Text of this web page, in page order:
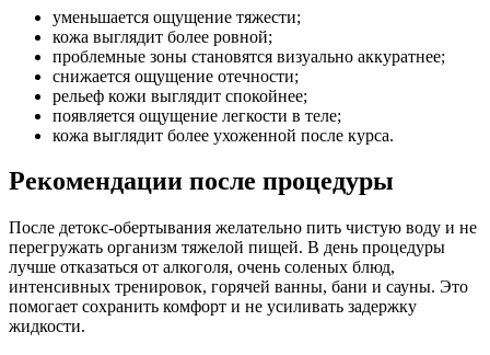
уменьшается ощущение тяжести;
кожа выглядит более ровной;
проблемные зоны становятся визуально аккуратнее;
снижается ощущение отечности;
рельеф кожи выглядит спокойнее;
появляется ощущение легкости в теле;
кожа выглядит более ухоженной после курса.
Рекомендации после процедуры
После детокс-обертывания желательно пить чистую воду и не
перегружать организм тяжелой пищей. В день процедуры
лучше отказаться от алкоголя, очень соленых блюд,
интенсивных тренировок, горячей ванны, бани и сауны. Это
помогает сохранить комфорт и не усиливать задержку
жидкости.